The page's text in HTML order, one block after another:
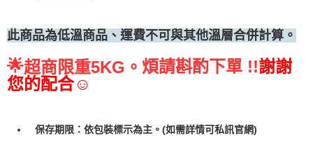
此商品為低溫商品、運費不可與其他溫層合併計算。
🌟超商限重5KG。 煩請斟酌下單 !!謝謝
您的配合☺
保存期限：依包裝標示為主。(如需詳情可私訊官網)